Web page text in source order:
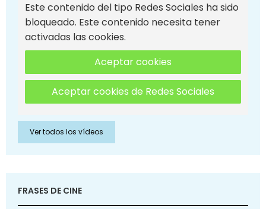
Este contenido del tipo Redes Sociales ha sido
bloqueado. Este contenido necesita tener
activadas las cookies.
Aceptar cookies
Aceptar cookies de Redes Sociales
Ver todos los vídeos
FRASES DE CINE